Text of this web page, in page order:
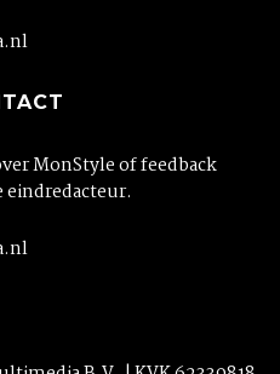
MonStyle of feedback
eindredacteur.